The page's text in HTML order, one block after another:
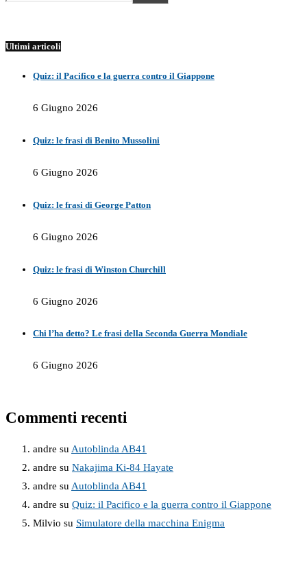
Ultimi articoli
Quiz: il Pacifico e la guerra contro il Giappone
6 Giugno 2026
Quiz: le frasi di Benito Mussolini
6 Giugno 2026
Quiz: le frasi di George Patton
6 Giugno 2026
Quiz: le frasi di Winston Churchill
6 Giugno 2026
Chi l’ha detto? Le frasi della Seconda Guerra Mondiale
6 Giugno 2026
Commenti recenti
andre su Autoblinda AB41
andre su Nakajima Ki-84 Hayate
andre su Autoblinda AB41
andre su Quiz: il Pacifico e la guerra contro il Giappone
Milvio su Simulatore della macchina Enigma